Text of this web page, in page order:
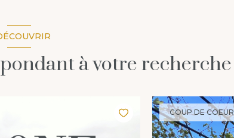
à votre recherche
COUP DE COEUR